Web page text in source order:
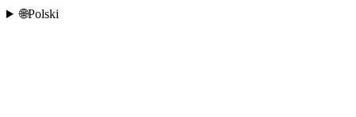
🌐Polski